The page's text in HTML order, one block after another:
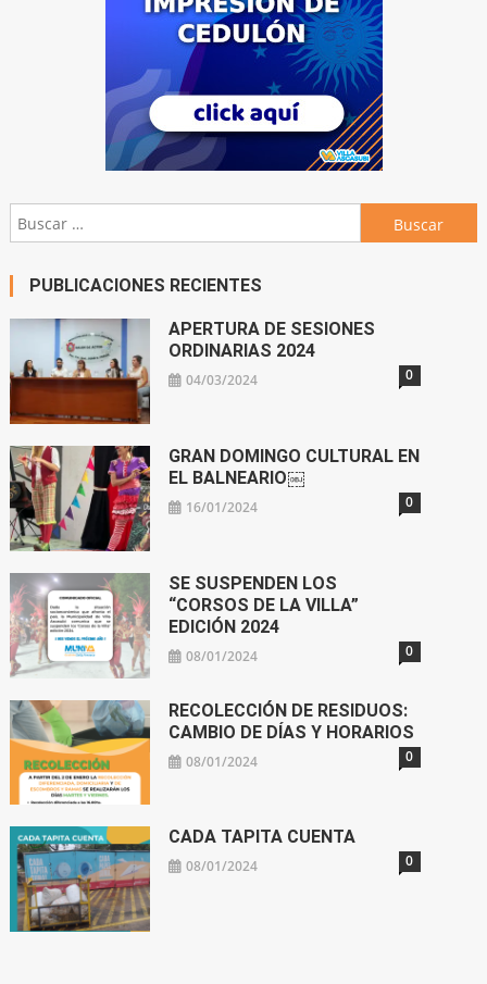
Buscar:
PUBLICACIONES RECIENTES
APERTURA DE SESIONES
ORDINARIAS 2024
04/03/2024 0
GRAN DOMINGO CULTURAL EN
EL BALNEARIO￼
16/01/2024 0
SE SUSPENDEN LOS
“CORSOS DE LA VILLA”
EDICIÓN 2024
08/01/2024 0
RECOLECCIÓN DE RESIDUOS:
CAMBIO DE DÍAS Y HORARIOS
08/01/2024 0
CADA TAPITA CUENTA
08/01/2024 0